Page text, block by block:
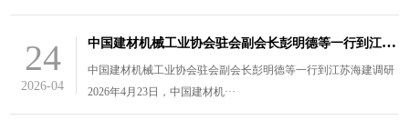
24
2026-04
中
国建材机械工业协会驻会副会长彭明德等一行到江苏海建调研
中国建材机械工业协会驻会副会长彭明德等一行到江苏海建调研
2026年4月23日，中国建材机···